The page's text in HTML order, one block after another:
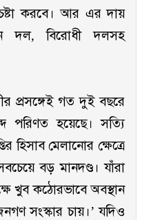
করবে। আর এর দায়
দল, বিরোধী দলসহ
প্রসঙ্গেই গত দুই বছরে
পরিণত হয়েছে। সত্যি
হিসাব মেলানোর ক্ষেত্রে
বড় মানদণ্ড। যাঁরা
খুব কঠোরভাবে অবস্থান
সংস্কার চায়।’ যদিও